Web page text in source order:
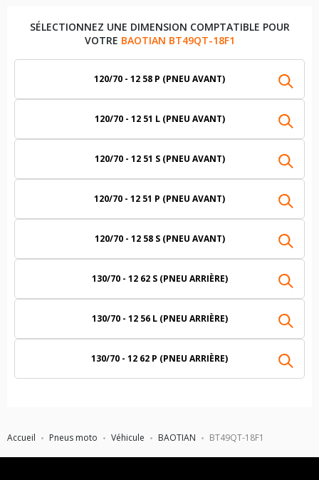
Accueil Pneus moto Véhicule BAOTIAN BT49QT-18F1
SÉLECTIONNEZ UNE DIMENSION COMPTATIBLE POUR
VOTRE BAOTIAN BT49QT-18F1
120/70 - 12 58 P (PNEU AVANT)
120/70 - 12 51 L (PNEU AVANT)
120/70 - 12 51 S (PNEU AVANT)
120/70 - 12 51 P (PNEU AVANT)
120/70 - 12 58 S (PNEU AVANT)
130/70 - 12 62 S (PNEU ARRIÈRE)
130/70 - 12 56 L (PNEU ARRIÈRE)
130/70 - 12 62 P (PNEU ARRIÈRE)